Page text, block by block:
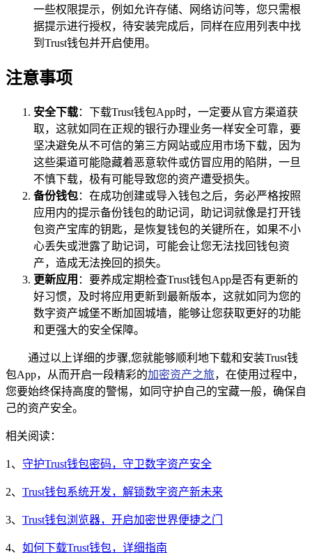
一些权限提示，例如允许存储、网络访问等，您只需根
据提示进行授权，待安装完成后，同样在应用列表中找
到Trust钱包并开启使用。
注意事项
安全下载：下载Trust钱包App时，一定要从官方渠道获
取，这就如同在正规的银行办理业务一样安全可靠，要
坚决避免从不可信的第三方网站或应用市场下载，因为
这些渠道可能隐藏着恶意软件或仿冒应用的陷阱，一旦
不慎下载，极有可能导致您的资产遭受损失。
备份钱包：在成功创建或导入钱包之后，务必严格按照
应用内的提示备份钱包的助记词，助记词就像是打开钱
包资产宝库的钥匙，是恢复钱包的关键所在，如果不小
心丢失或泄露了助记词，可能会让您无法找回钱包资
产，造成无法挽回的损失。
更新应用 ：要养成定期检查Trust钱包App是否有更新的
好习惯，及时将应用更新到最新版本，这就如同为您的
数字资产城堡不断加固城墙，能够让您获取更好的功能
和更强大的安全保障。
通过以上详细的步骤,您就能够顺利地下载和安装Trust钱
包App，从而开启一段精彩的加密资产之旅，在使用过程中，
您要始终保持高度的警惕，如同守护自己的宝藏一般，确保自
己的资产安全。
相关阅读：
1、 守护Trust钱包密码，守卫数字资产安全
2、 Trust钱包系统开发，解锁数字资产新未来
3、 Trust钱包浏览器，开启加密世界便捷之门
4、 如何下载Trust钱包，详细指南